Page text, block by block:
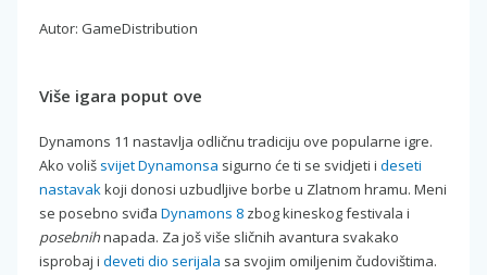
Autor: GameDistribution
Više igara poput ove
Dynamons 11 nastavlja odličnu tradiciju ove popularne igre.
Ako voliš svijet Dynamonsa sigurno će ti se svidjeti i deseti
nastavakkoji donosi uzbudljive borbe u Zlatnom hramu. Meni
se posebno sviđa Dynamons 8 zbog kineskog festivala i
posebnihnapada. Za još više sličnih avantura svakako
isprobaj i deveti dio serijala sa svojim omiljenim čudovištima.